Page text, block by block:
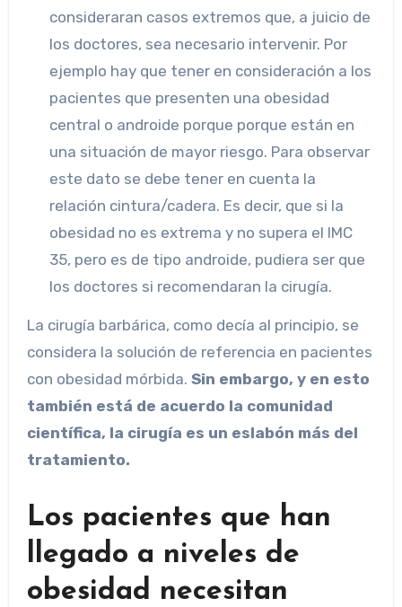
consideraran casos extremos que, a juicio de
los doctores, sea necesario intervenir. Por
ejemplo hay que tener en consideración a los
pacientes que presenten una obesidad
central o androide porque porque están en
una situación de mayor riesgo. Para observar
este dato se debe tener en cuenta la
relación cintura/cadera. Es decir, que si la
obesidad no es extrema y no supera el IMC
35, pero es de tipo androide, pudiera ser que
los doctores si recomendaran la cirugía.
La cirugía barbárica, como decía al principio, se
considera la solución de referencia en pacientes
con obesidad mórbida. Sin embargo, y en esto
también está de acuerdo la comunidad
científica, la cirugía es un eslabón más del
tratamiento.
Los pacientes que han
llegado a niveles de
obesidad necesitan